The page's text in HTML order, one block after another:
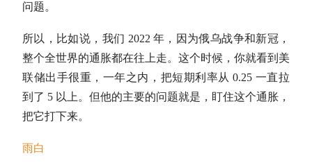
问题。
所以，比如说，我们 2022 年，因为俄乌战争和新冠，
整个全世界的通胀都在往上走。这个时候，你就看到美
联储出手很重，一年之内，把短期利率从 0.25 一直拉
到了 5 以上。但他的主要的问题就是，盯住这个通胀，
把它打下来。
雨白